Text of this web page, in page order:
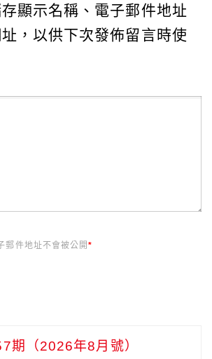
顯示名稱、電子郵件地址
，以供下次發佈留言時使
郵件地址不會被公開*
期（2026年8月號）